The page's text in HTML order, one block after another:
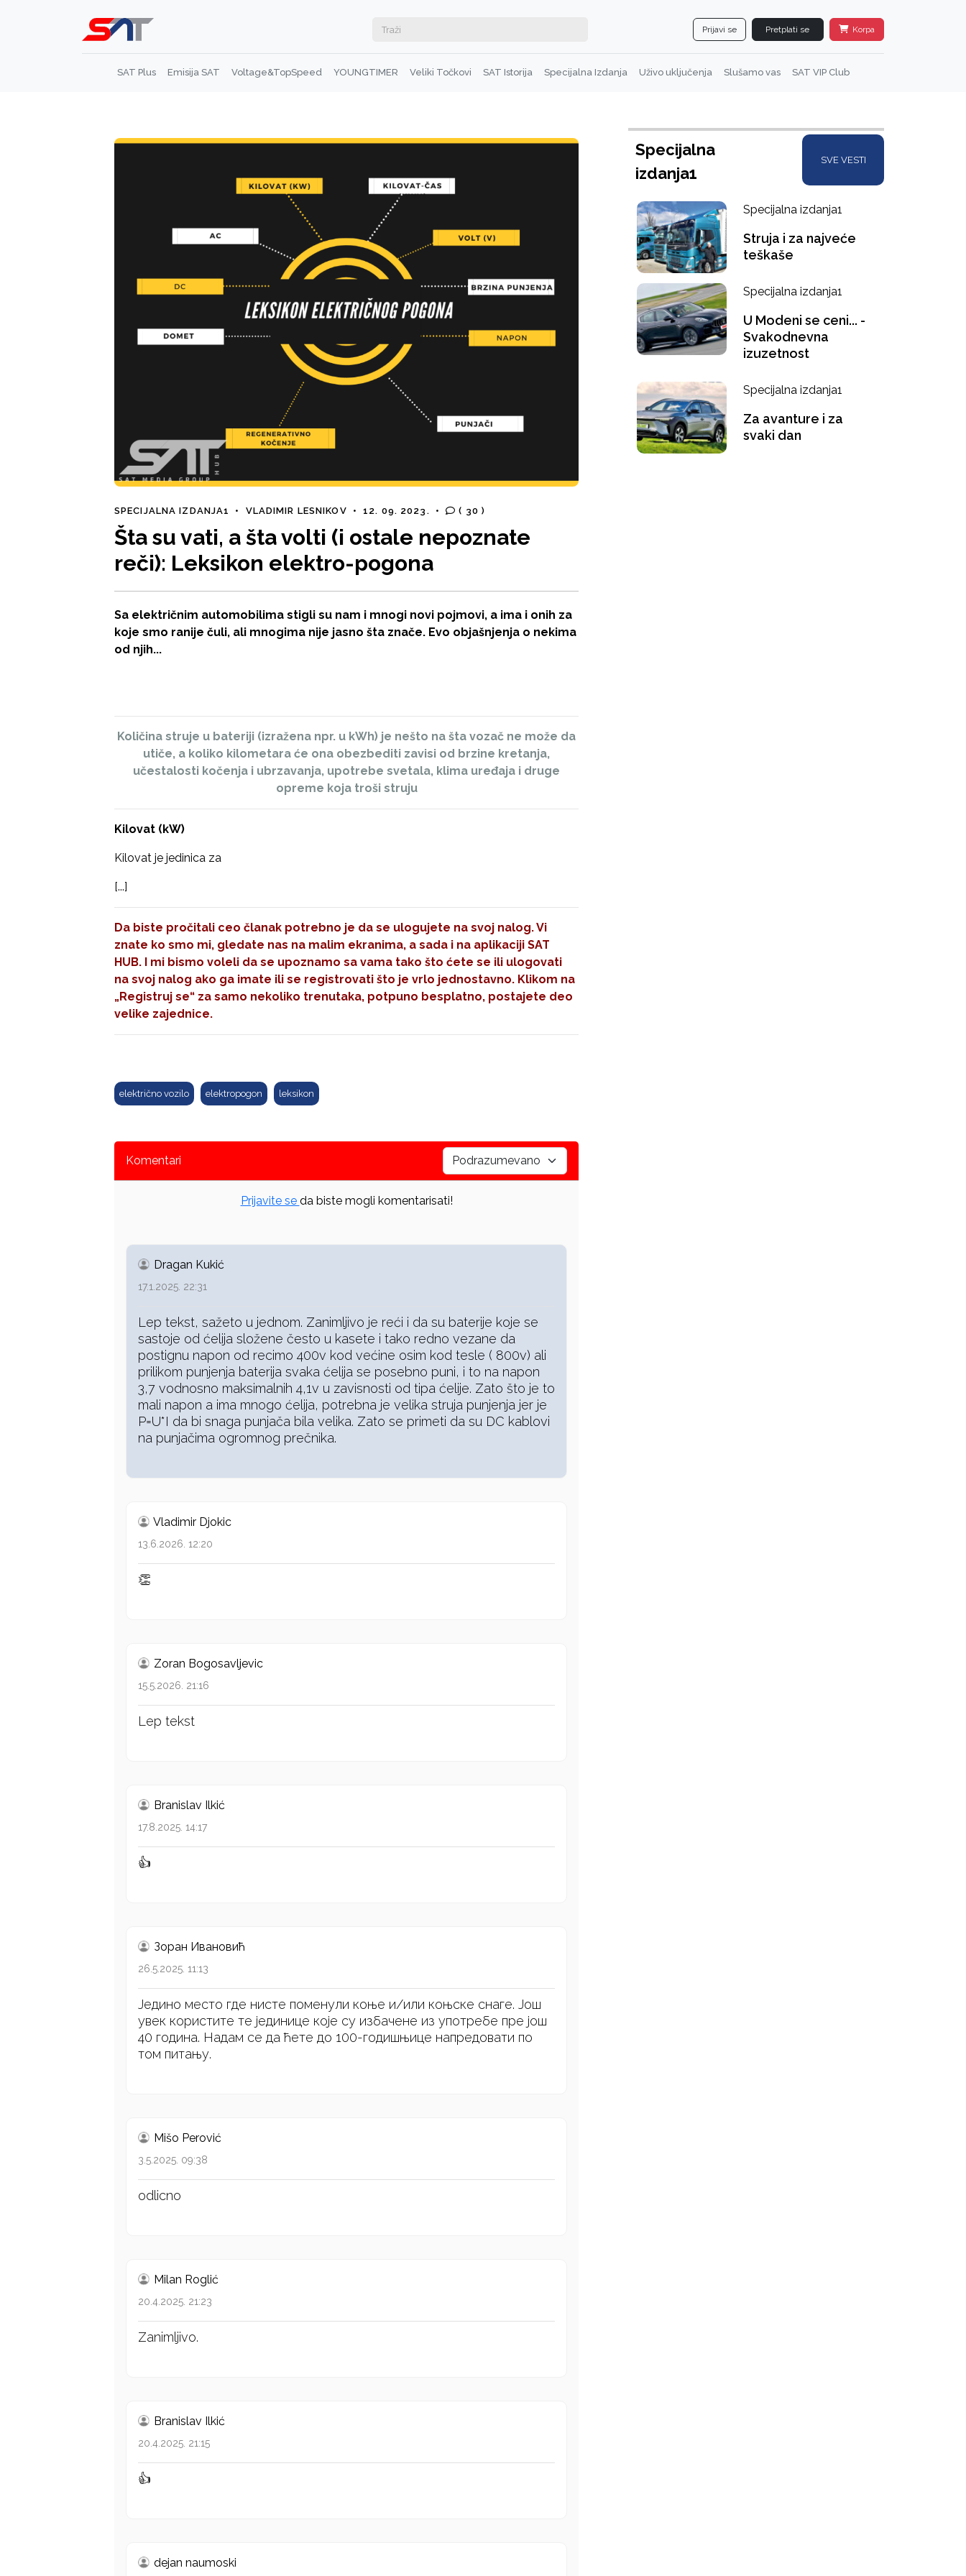
Prijavi se Pretplati se Korpa
SAT Plus Emisija SAT Voltage&TopSpeed YOUNGTIMER Veliki Točkovi SAT Istorija Specijalna Izdanja Uživo uključenja Slušamo vas SAT VIP Club
SPECIJALNA IZDANJA1 • VLADIMIR LESNIKOV • 12. 09. 2023. • ( 30 )
Šta su vati, a šta volti (i ostale nepoznate
reči): Leksikon elektro-pogona
Sa električnim automobilima stigli su nam i mnogi novi pojmovi, a ima i onih za
koje smo ranije čuli, ali mnogima nije jasno šta znače. Evo objašnjenja o nekima
od njih...
Količina struje u bateriji (izražena npr. u kWh) je nešto na šta vozač ne može da
utiče, a koliko kilometara će ona obezbediti zavisi od brzine kretanja,
učestalosti kočenja i ubrzavanja, upotrebe svetala, klima uređaja i druge
opreme koja troši struju
Kilovat (kW)
Kilovat je jedinica za
[...]
Da biste pročitali ceo članak potrebno je da se ulogujete na svoj nalog. Vi
znate ko smo mi, gledate nas na malim ekranima, a sada i na aplikaciji SAT
HUB. I mi bismo voleli da se upoznamo sa vama tako što ćete se ili ulogovati
na svoj nalog ako ga imate ili se registrovati što je vrlo jednostavno. Klikom na
„Registruj se“ za samo nekoliko trenutaka, potpuno besplatno, postajete deo
velike zajednice.
električno vozilo elektropogon leksikon
Komentari
Prijavite se da biste mogli komentarisati!
Dragan Kukić
17.1.2025. 22:31
Lep tekst, sažeto u jednom. Zanimljivo je reći i da su baterije koje se
sastoje od ćelija složene često u kasete i tako redno vezane da
postignu napon od recimo 400v kod većine osim kod tesle ( 800v) ali
prilikom punjenja baterija svaka ćelija se posebno puni, i to na napon
3,7 vodnosno maksimalnih 4,1v u zavisnosti od tipa ćelije. Zato što je to
mali napon a ima mnogo ćelija, potrebna je velika struja punjenja jer je
P=U*I da bi snaga punjača bila velika. Zato se primeti da su DC kablovi
na punjačima ogromnog prečnika.
Vladimir Djokic
13.6.2026. 12:20
👏
Zoran Bogosavljevic
15.5.2026. 21:16
Lep tekst
Branislav Ilkić
17.8.2025. 14:17
👍
Зоран Ивановић
26.5.2025. 11:13
Једино место где нисте поменули коње и/или коњске снаге. Још
увек користите те јединице које су избачене из употребе пре још
40 година. Надам се да ћете до 100-годишњице напредовати по
том питању.
Mišo Perović
3.5.2025. 09:38
odlicno
Milan Roglić
20.4.2025. 21:23
Zanimljivo.
Branislav Ilkić
20.4.2025. 21:15
👍
dejan naumoski
Specijalna
izdanja1
SVE VESTI
Specijalna izdanja1
Struja i za najveće
teškaše
Specijalna izdanja1
U Modeni se ceni... -
Svakodnevna
izuzetnost
Specijalna izdanja1
Za avanture i za
svaki dan